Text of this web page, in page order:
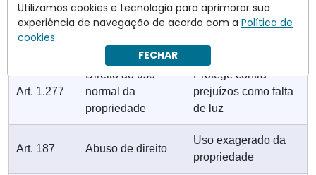
Base
legal
Art. 1.277
Direito ao uso
normal da
propriedade
Protege contra
prejuízos como falta
de luz
Art. 187 Abuso de direito
Uso exagerado da
propriedade
Utilizamos cookies e tecnologia para aprimorar sua
experiência de navegação de acordo com a Política de
cookies.
FECHAR